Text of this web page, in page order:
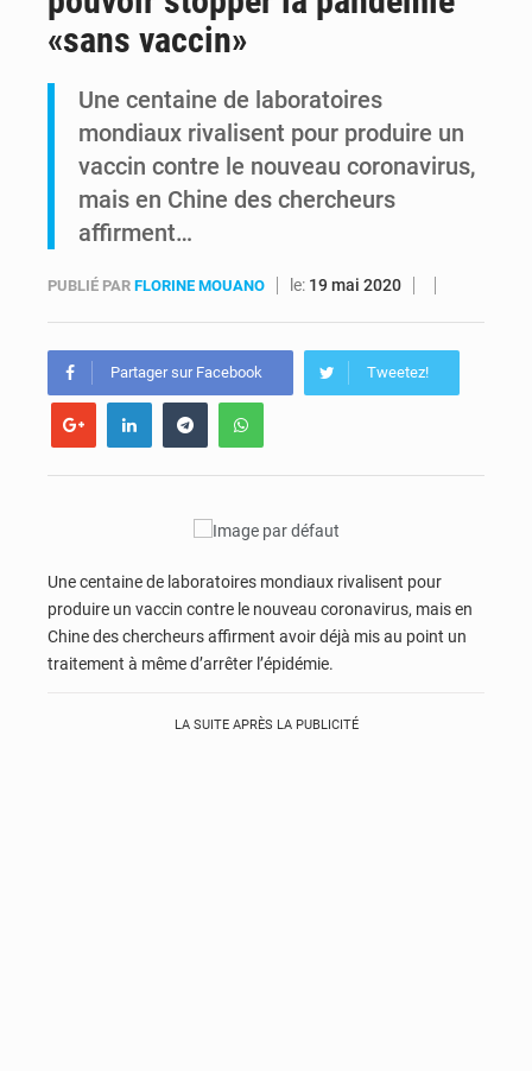
«sans vaccin»
Une centaine de laboratoires
mondiaux rivalisent pour produire un
vaccin contre le nouveau coronavirus,
mais en Chine des chercheurs
affirment…
PUBLIÉ PAR FLORINE MOUANO le: 19 mai 2020
Partager sur Facebook Tweetez!
Une centaine de laboratoires mondiaux rivalisent pour
produire un vaccin contre le nouveau coronavirus, mais en
Chine des chercheurs affirment avoir déjà mis au point un
traitement à même d’arrêter l’épidémie.
LA SUITE APRÈS LA PUBLICITÉ